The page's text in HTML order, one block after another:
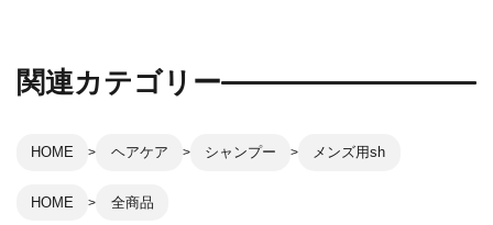
関連カテゴリー
HOME ヘアケア シャンプー メンズ用sh
HOME 全商品